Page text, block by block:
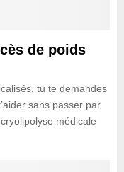
de poids
tu te demandes
sans passer par
médicale